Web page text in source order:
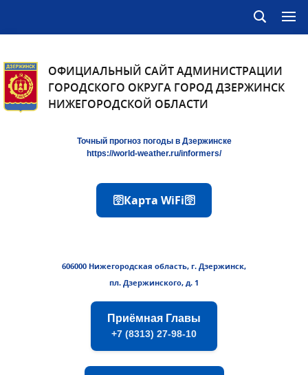
ОФИЦИАЛЬНЫЙ САЙТ АДМИНИСТРАЦИИ
ГОРОДСКОГО ОКРУГА ГОРОД ДЗЕРЖИНСК
НИЖЕГОРОДСКОЙ ОБЛАСТИ
Точный прогноз погоды в Дзержинске
https://world-weather.ru/informers/
🛜Карта WiFi🛜
606000 Нижегородская область, г. Дзержинск,
пл. Дзержинского, д. 1
Приёмная Главы
+7 (8313) 27-98-10